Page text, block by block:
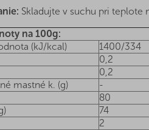
Skladujte v suchu pri teplote
na 100g:
(kJ/kcal)
1400/334
0,2
0,2
mastné k. (g)
-
80
74
2